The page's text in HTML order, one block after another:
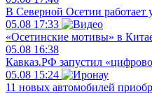
В Северной Осетии работает
05.08 17:33
«Осетинские мотивы» в
05.08 16:38
Кавказ.РФ запустил
05.08 15:24
11 новых автомобилей